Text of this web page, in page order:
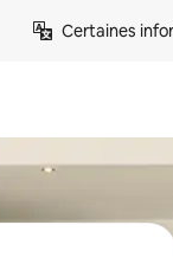
Certaines